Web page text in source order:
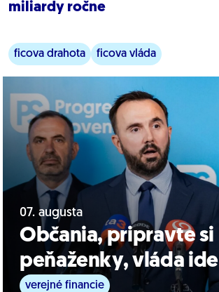
miliardy ročne
ficova drahota
ficova vláda
verejné financie
07. augusta
Občania, pripravte si
peňaženky, vláda
verejné financie